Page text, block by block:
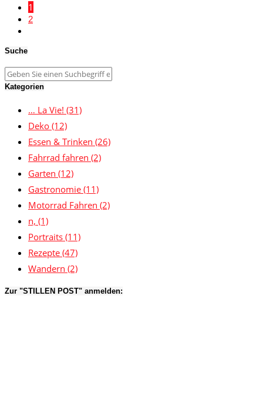
1
2
Suche
Kategorien
… La Vie! (31)
Deko (12)
Essen & Trinken (26)
Fahrrad fahren (2)
Garten (12)
Gastronomie (11)
Motorrad Fahren (2)
n, (1)
Portraits (11)
Rezepte (47)
Wandern (2)
Zur "STILLEN POST" anmelden: